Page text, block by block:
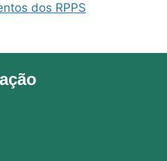
dos RPPS